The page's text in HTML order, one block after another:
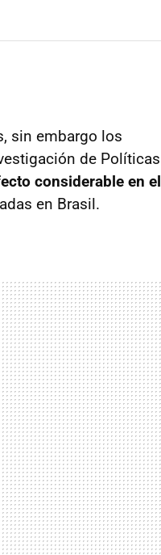
sin embargo los
de Políticas
considerable en el
en Brasil.